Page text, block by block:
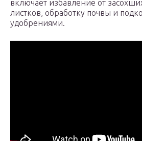
включает избавление от
листков, обработку почвы и
удобрениями.